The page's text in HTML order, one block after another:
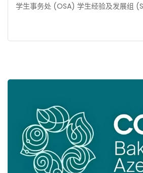
学生事务处 (OSA) 学生经验及发展组